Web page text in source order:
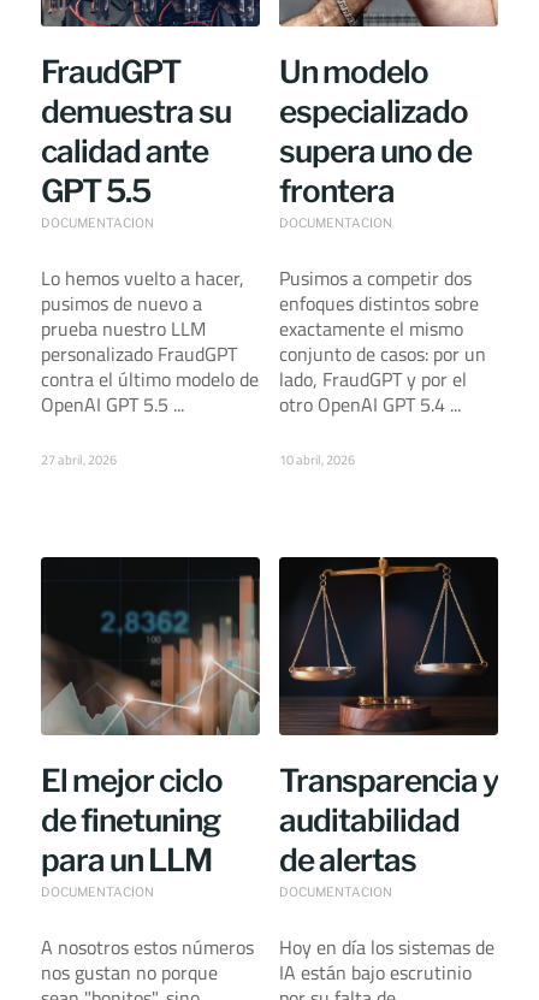
FraudGPT
demuestra su
calidad ante
GPT 5.5
DOCUMENTACION
Lo hemos vuelto a hacer,
pusimos de nuevo a
prueba nuestro LLM
personalizado FraudGPT
contra el último modelo de
OpenAI GPT 5.5 ...
27 abril, 2026
Un modelo
especializado
supera uno de
frontera
DOCUMENTACION
Pusimos a competir dos
enfoques distintos sobre
exactamente el mismo
conjunto de casos: por un
lado, FraudGPT y por el
otro OpenAI GPT 5.4 ...
10 abril, 2026
El mejor ciclo
de finetuning
para un LLM
DOCUMENTACION
A nosotros estos números
nos gustan no porque
Transparencia y
auditabilidad
de alertas
DOCUMENTACION
Hoy en día los sistemas de
IA están bajo escrutinio